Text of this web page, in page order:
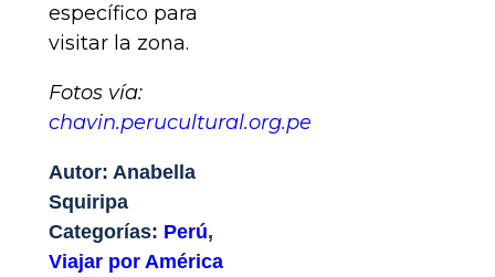
específico para
visitar la zona.
Fotos vía:
chavin.perucultural.org.pe
Autor: Anabella
Squiripa
Categorías: Perú,
Viajar por América